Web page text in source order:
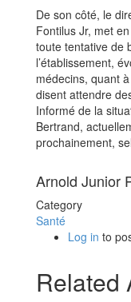
De son côté, le
Fontilus Jr, met
toute tentative de
l’établissement,
médecins, quant
disent attendre
Informé de la
Bertrand,
prochainement,
Arnold Junior
Category
Santé
Log in to
Related